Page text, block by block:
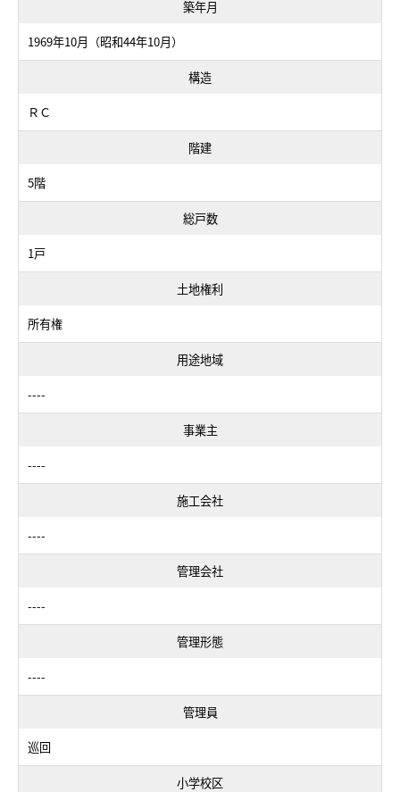
築年月
1969年10月（昭和44年10月）
構造
ＲＣ
階建
5階
総戸数
1戸
土地権利
所有権
用途地域
----
事業主
----
施工会社
----
管理会社
----
管理形態
----
管理員
巡回
小学校区